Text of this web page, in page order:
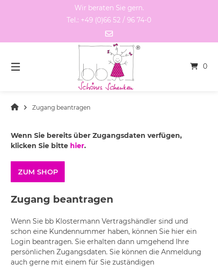
Wir beraten Sie gern.
Tel.: +49 (0)66 52 / 96 74-0
0
Zugang beantragen
Wenn Sie bereits über Zugangsdaten verfügen,
klicken Sie bitte hier.
ZUM SHOP
Zugang beantragen
Wenn Sie bb Klostermann Vertragshändler sind und
schon eine Kundennummer haben, können Sie hier ein
Login beantragen. Sie erhalten dann umgehend Ihre
persönlichen Zugangsdaten. Sie können die Anmeldung
auch gerne mit einem für Sie zuständigen